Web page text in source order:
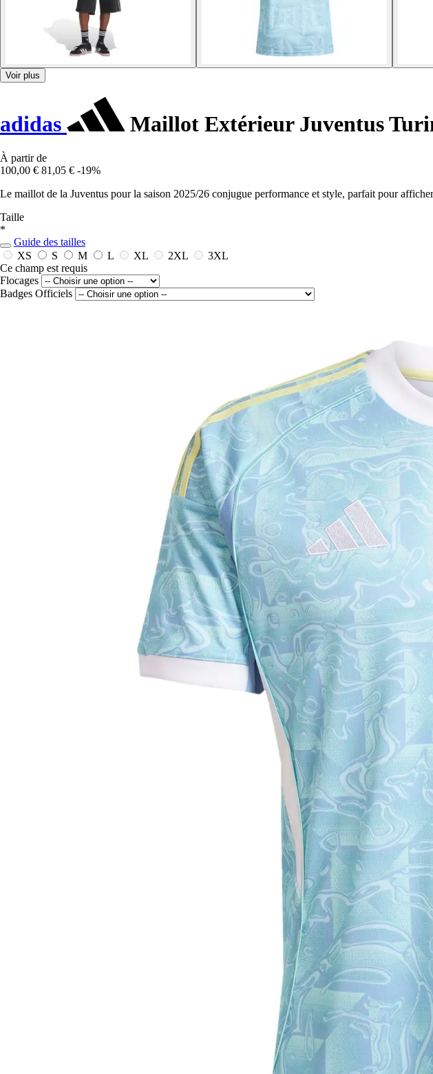
Voir plus
adidas Maillot Extérieur Juventus
À partir de
100,00 € 81,05 € -19%
Le maillot de la Juventus pour la saison 2025/26 conjugue performance et style, parfait pour
Taille
*
Guide des tailles
XS
S M L XL 2XL
3XL
Ce champ est requis
Flocages
Badges Officiels